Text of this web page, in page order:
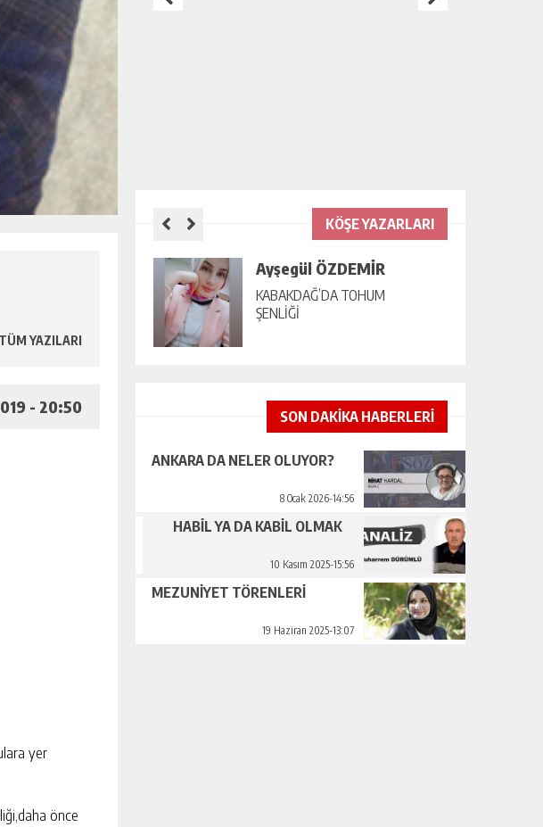
TÜM YAZILARI
- 20:50
yer
önce
KÖŞE YAZARLARI
Ayşegül ÖZDEMİR
KABAKDAĞ’DA TOHUM
ŞENLİĞİ
SON DAKİKA HABERLERİ
ANKARA DA NELER OLUYOR?
8 Ocak 2026-14:56
HABİL YA DA KABİL OLMAK
10 Kasım 2025-15:56
MEZUNİYET TÖRENLERİ
19 Haziran 2025-13:07